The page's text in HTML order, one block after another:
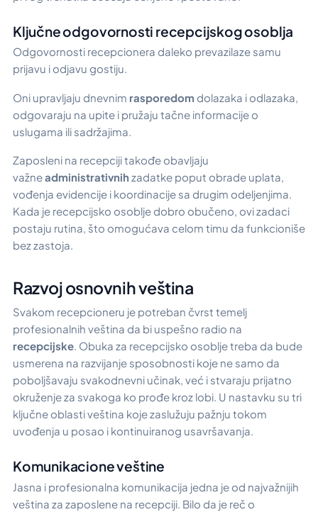
Ključne odgovornosti recepcijskog osoblja
Odgovornosti recepcionera daleko prevazilaze samu
prijavu i odjavu gostiju.
Oni upravljaju dnevnim rasporedom dolazaka i odlazaka,
odgovaraju na upite i pružaju tačne informacije o
uslugama ili sadržajima.
Zaposleni na recepciji takođe obavljaju
važneadministrativnih zadatke poput obrade uplata,
vođenja evidencije i koordinacije sa drugim odeljenjima.
Kada je recepcijsko osoblje dobro obučeno, ovi zadaci
postaju rutina, što omogućava celom timu da funkcioniše
bez zastoja.
Razvoj osnovnih veština
Svakom recepcioneru je potreban čvrst temelj
profesionalnih veština da bi uspešno radio na
recepcijske. Obuka za recepcijsko osoblje treba da bude
usmerena na razvijanje sposobnosti koje ne samo da
poboljšavaju svakodnevni učinak, već i stvaraju prijatno
okruženje za svakoga ko prođe kroz lobi. U nastavku su tri
ključne oblasti veština koje zaslužuju pažnju tokom
uvođenja u posao i kontinuiranog usavršavanja.
Komunikacione veštine
Jasna i profesionalna komunikacija jedna je od najvažnijih
veština za zaposlene na recepciji. Bilo da je reč o